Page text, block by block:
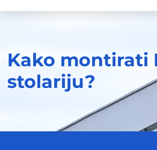
Kako montirati
stolariju?